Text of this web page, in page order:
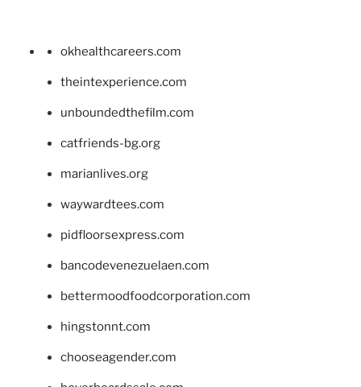
okhealthcareers.com
theintexperience.com
unboundedthefilm.com
catfriends-bg.org
marianlives.org
waywardtees.com
pidfloorsexpress.com
bancodevenezuelaen.com
bettermoodfoodcorporation.com
hingstonnt.com
chooseagender.com